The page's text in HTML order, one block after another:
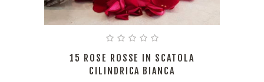
15 ROSE ROSSE IN SCATOLA
CILINDRICA BIANCA